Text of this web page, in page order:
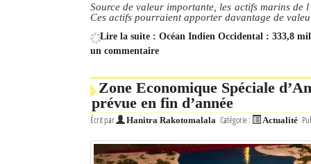
L'actualité du tourisme
Source de valeur importante, les actifs marins de
Ces actifs pourraient apporter davantage de
Lire la suite : Océan Indien Occidental : 333,8
un commentaire
Zone Economique Spéciale
prévue en fin d’année
Écrit par Hanitra Rakotomalala Catégorie : Actualité